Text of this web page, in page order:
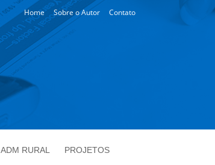
Home Sobre o Autor Contato
ADM RURAL PROJETOS